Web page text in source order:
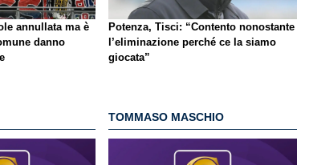
annullata ma è
danno
Potenza, Tisci: “Contento nonostante
l’eliminazione perché ce la siamo
giocata”
TOMMASO MASCHIO